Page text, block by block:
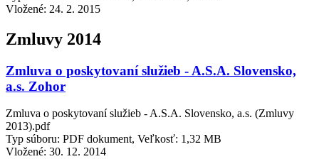
Vložené: 24. 2. 2015
Zmluvy 2014
Zmluva o poskytovaní služieb - A.S.A. Slovensko,
a.s. Zohor
Zmluva o poskytovaní služieb - A.S.A. Slovensko, a.s. (Zmluvy
2013).pdf
Typ súboru: PDF dokument, Veľkosť: 1,32 MB
Vložené: 30. 12. 2014